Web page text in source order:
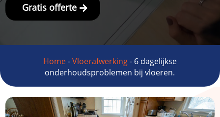
Gratis offerte
Home-Vloerafwerking- 6 dagelijkse
onderhoudsproblemen bij vloeren.